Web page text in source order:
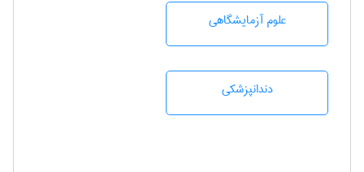
علوم آزمايشگاهی
دندانپزشكی